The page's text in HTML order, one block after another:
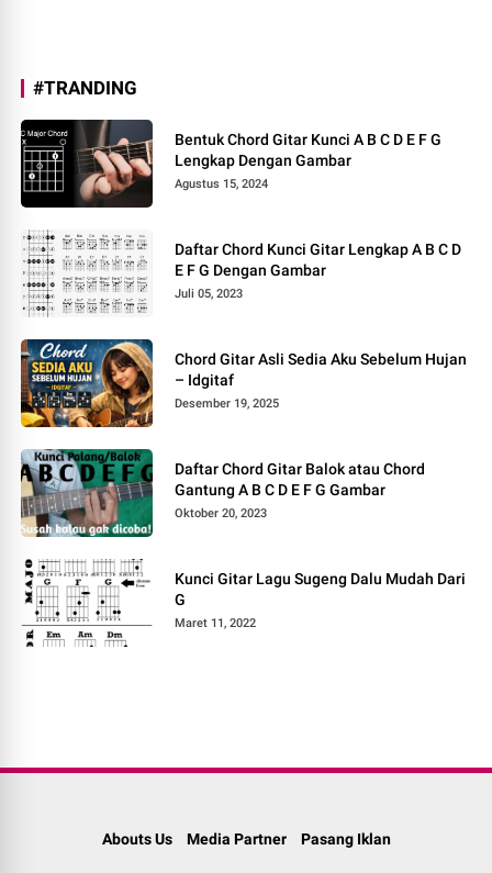
#TRANDING
Bentuk Chord Gitar Kunci A B C D E F G
Lengkap Dengan Gambar
Agustus 15, 2024
Daftar Chord Kunci Gitar Lengkap A B C D
E F G Dengan Gambar
Juli 05, 2023
Chord Gitar Asli Sedia Aku Sebelum Hujan
– Idgitaf
Desember 19, 2025
Daftar Chord Gitar Balok atau Chord
Gantung A B C D E F G Gambar
Oktober 20, 2023
Kunci Gitar Lagu Sugeng Dalu Mudah Dari
G
Maret 11, 2022
Abouts Us Media Partner Pasang Iklan